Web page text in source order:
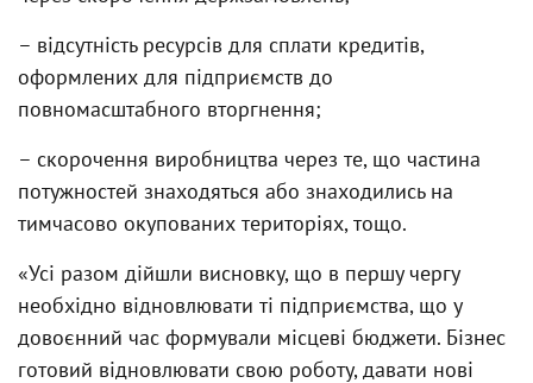
– відсутність ресурсів для сплати кредитів,
оформлених для підприємств до
повномасштабного вторгнення;
– скорочення виробництва через те, що частина
потужностей знаходяться або знаходились на
тимчасово окупованих територіях, тощо.
«Усі разом дійшли висновку, що в першу чергу
необхідно відновлювати ті підприємства, що у
довоєнний час формували місцеві бюджети. Бізнес
готовий відновлювати свою роботу, давати нові